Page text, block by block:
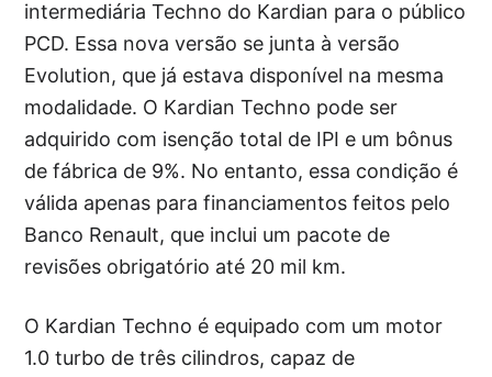
intermediária Techno do Kardian para o público
PCD. Essa nova versão se junta à versão
Evolution, que já estava disponível na mesma
modalidade. O Kardian Techno pode ser
adquirido com isenção total de IPI e um bônus
de fábrica de 9%. No entanto, essa condição é
válida apenas para financiamentos feitos pelo
Banco Renault, que inclui um pacote de
revisões obrigatório até 20 mil km.
O Kardian Techno é equipado com um motor
1.0 turbo de três cilindros, capaz de